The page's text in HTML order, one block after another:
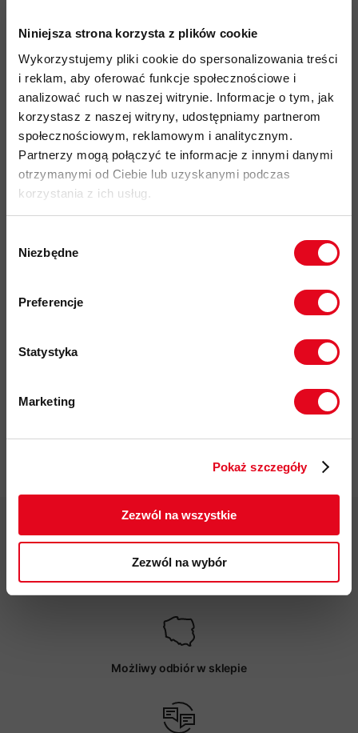
Niniejsza strona korzysta z plików cookie
Wykorzystujemy pliki cookie do spersonalizowania treści
i reklam, aby oferować funkcje społecznościowe i
analizować ruch w naszej witrynie. Informacje o tym, jak
korzystasz z naszej witryny, udostępniamy partnerom
społecznościowym, reklamowym i analitycznym.
Partnerzy mogą połączyć te informacje z innymi danymi
otrzymanymi od Ciebie lub uzyskanymi podczas
korzystania z ich usług.
zgody
Niezbędne
Preferencje
Statystyka
Marketing
Pokaż szczegóły
Zezwól na wszystkie
Zezwól na wybór
listwa za przednim zamkiem
dla lepszej ochrony przed
warunkami atmosferycznymi
wewnętrzna kieszeń zapinana na zamek
2 boczne kieszeniezapinane na zamek, wykończone
miękkim mikropolarem
elastyczne wykończeniemankietów w rękawach
regulacja obwodu dołu kurtki
za pomocą ściągacza
recyklingu, certyfika Bluesign®, impregnacja DWR bez PFC,
denier (materiał zewnętrzny):
Darmowa dostawa od 200 zł
Możliwy odbiór w sklepie
odbierz
zgodnie z Polityką prywatności.